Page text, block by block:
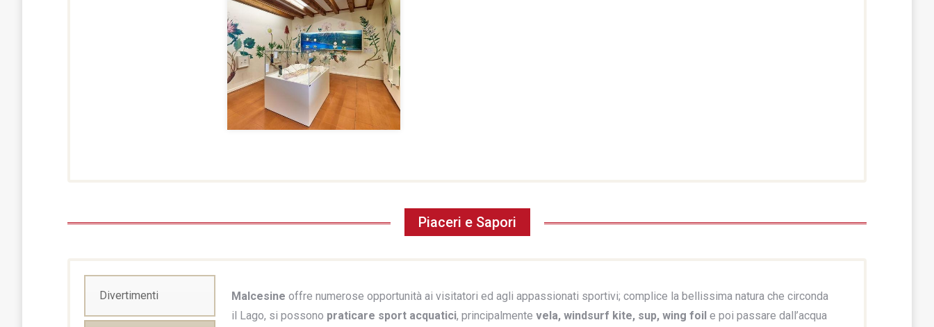
Piaceri e Sapori
Divertimenti Malcesine offre numerose opportunità ai visitatori ed agli appassionati sportivi; complice la bellissima natura che circonda
il Lago, si possono praticare sport acquatici, principalmente vela, windsurf kite, sup, wing foil e poi passare dall’acqua